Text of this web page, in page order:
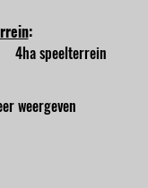
:
4ha speelterrein
weergeven